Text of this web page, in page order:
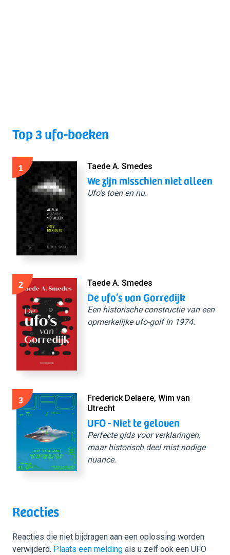
Top 3 ufo-boeken
1 Taede A. Smedes
We zijn misschien niet alleen
Ufo’s toen en nu.
2 Taede A. Smedes
De ufo’s van Gorredijk
Een historische constructie van een
opmerkelijke ufo-golf in 1974.
3
Frederick Delaere, Wim van
Utrecht
UFO - Niet te geloven
Perfecte gids voor verklaringen,
maar historisch deel mist nodige
nuance.
Reacties
Reacties die niet bijdragen aan een oplossing worden
verwijderd. Plaats een melding als u zelf ook een UFO